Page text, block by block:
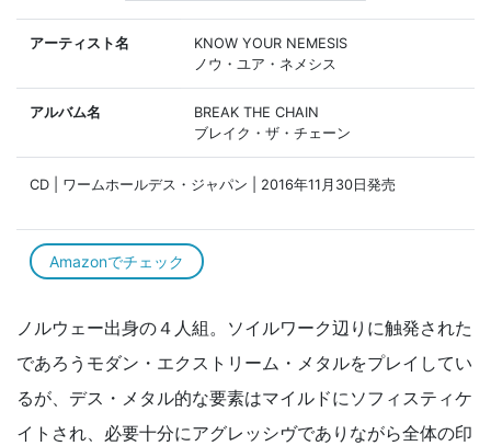
アーティスト名
KNOW YOUR NEMESIS
ノウ・ユア・ネメシス
アルバム名
BREAK THE CHAIN
ブレイク・ザ・チェーン
CD | ワームホールデス・ジャパン | 2016年11月30日発売
Amazonでチェック
ノルウェー出身の４人組。ソイルワーク辺りに触発された
であろうモダン・エクストリーム・メタルをプレイしてい
るが、デス・メタル的な要素はマイルドにソフィスティケ
イトされ、必要十分にアグレッシヴでありながら全体の印